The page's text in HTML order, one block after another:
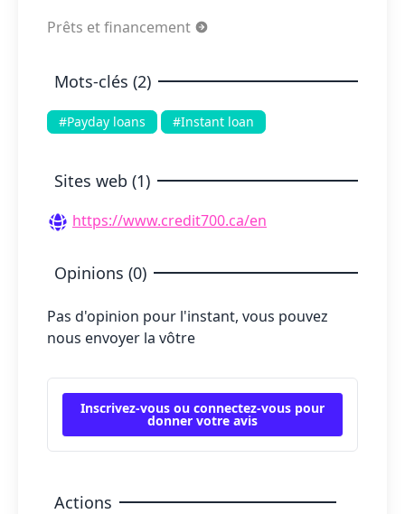
Prêts et financement
Mots-clés (2)
#Payday loans #Instant loan
Sites web (1)
https://www.credit700.ca/en
Opinions (0)
Pas d'opinion pour l'instant, vous pouvez
nous envoyer la vôtre
Inscrivez-vous ou connectez-vous pour
donner votre avis
Actions